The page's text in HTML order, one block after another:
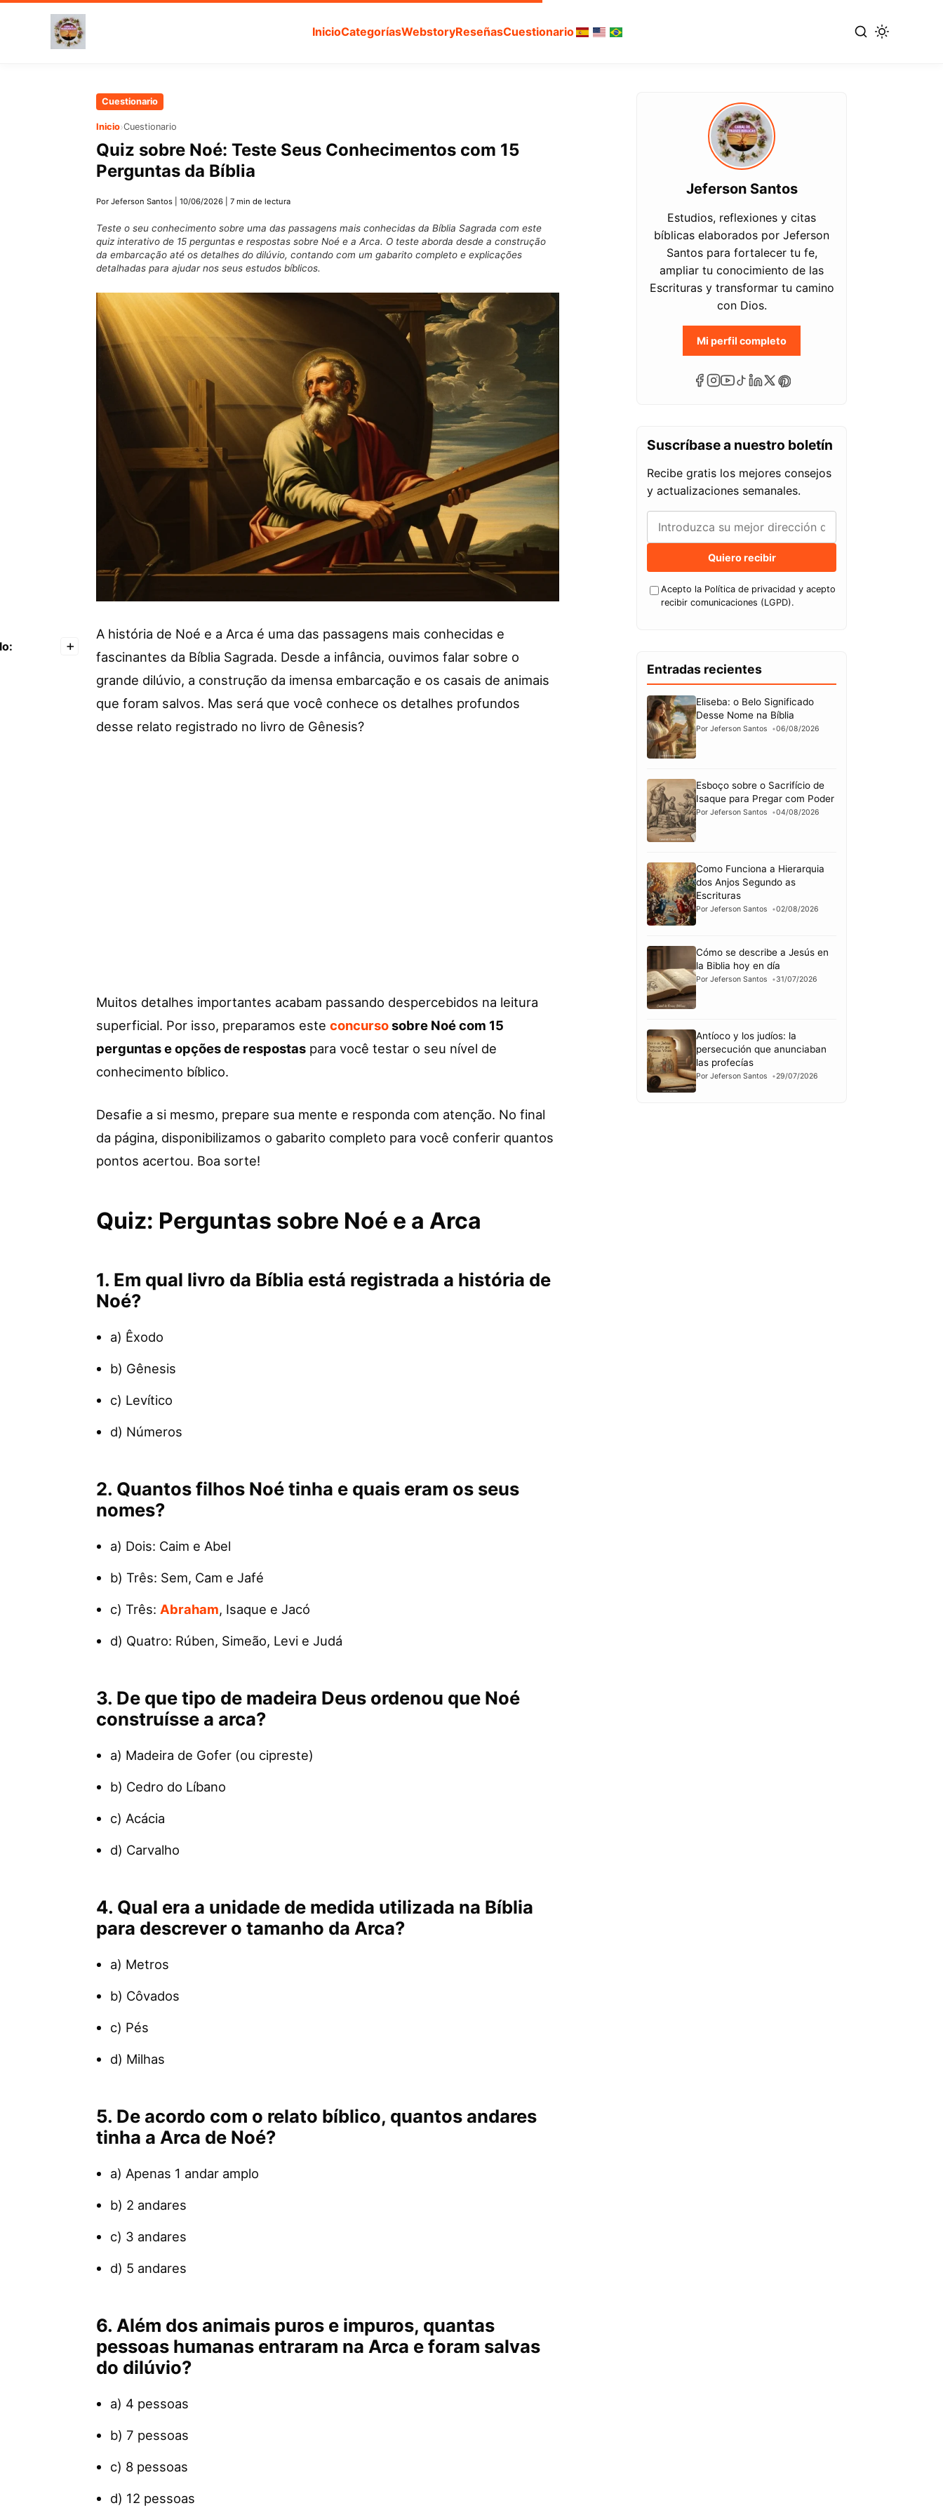
InicioCategoríasWebstoryReseñasCuestionario
Cuestionario
Inicio›Cuestionario
Quiz sobre Noé: Teste Seus Conhecimentos com 15
Perguntas da Bíblia
Por Jeferson Santos 10/06/2026 7 min de lectura
Teste o seu conhecimento sobre uma das passagens mais conhecidas da Bíblia Sagrada com este
quiz interativo de 15 perguntas e respostas sobre Noé e a Arca. O teste aborda desde a construção
da embarcação até os detalhes do dilúvio, contando com um gabarito completo e explicações
detalhadas para ajudar nos seus estudos bíblicos.
+
A história de Noé e a Arca é uma das passagens mais conhecidas e
fascinantes da Bíblia Sagrada. Desde a infância, ouvimos falar sobre o
grande dilúvio, a construção da imensa embarcação e os casais de animais
que foram salvos. Mas será que você conhece os detalhes profundos
desse relato registrado no livro de Gênesis?
Muitos detalhes importantes acabam passando despercebidos na leitura
superficial. Por isso, preparamos este concursosobre Noé com 15
perguntas e opções de respostas para você testar o seu nível de
conhecimento bíblico.
Desafie a si mesmo, prepare sua mente e responda com atenção. No final
da página, disponibilizamos o gabarito completo para você conferir quantos
pontos acertou. Boa sorte!
Quiz: Perguntas sobre Noé e a Arca
1. Em qual livro da Bíblia está registrada a história de
Noé?
a) Êxodo
b) Gênesis
c) Levítico
d) Números
2. Quantos filhos Noé tinha e quais eram os seus
nomes?
a) Dois: Caim e Abel
b) Três: Sem, Cam e Jafé
c) Três: Abraham, Isaque e Jacó
d) Quatro: Rúben, Simeão, Levi e Judá
3. De que tipo de madeira Deus ordenou que Noé
construísse a arca?
a) Madeira de Gofer (ou cipreste)
b) Cedro do Líbano
c) Acácia
d) Carvalho
4. Qual era a unidade de medida utilizada na Bíblia
para descrever o tamanho da Arca?
a) Metros
b) Côvados
c) Pés
d) Milhas
5. De acordo com o relato bíblico, quantos andares
tinha a Arca de Noé?
a) Apenas 1 andar amplo
b) 2 andares
c) 3 andares
d) 5 andares
6. Além dos animais puros e impuros, quantas
pessoas humanas entraram na Arca e foram salvas
do dilúvio?
a) 4 pessoas
b) 7 pessoas
c) 8 pessoas
d) 12 pessoas
Jeferson Santos
Estudios, reflexiones y citas
bíblicas elaborados por Jeferson
Santos para fortalecer tu fe,
ampliar tu conocimiento de las
Escrituras y transformar tu camino
con Dios.
Mi perfil completo
Suscríbase a nuestro boletín
Recibe gratis los mejores consejos
y actualizaciones semanales.
Quiero recibir
Acepto la Política de privacidad y acepto
recibir comunicaciones (LGPD).
Entradas recientes
Eliseba: o Belo Significado
Desse Nome na Bíblia
Por Jeferson Santos 06/08/2026
Esboço sobre o Sacrifício de
Isaque para Pregar com Poder
Por Jeferson Santos 04/08/2026
Como Funciona a Hierarquia
dos Anjos Segundo as
Escrituras
Por Jeferson Santos 02/08/2026
Cómo se describe a Jesús en
la Biblia hoy en día
Por Jeferson Santos 31/07/2026
Antíoco y los judíos: la
persecución que anunciaban
las profecías
Por Jeferson Santos 29/07/2026